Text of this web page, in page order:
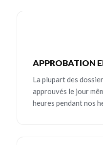
APPROBATION
La plupart des
approuvés le jour
heures pendant nos